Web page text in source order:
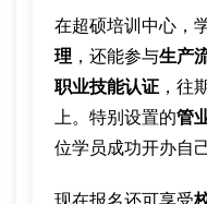
在超硕培训中心，
理 ，还能参与生产
职业技能认证 ，往
上。特别设置的管
位学员成功开办自